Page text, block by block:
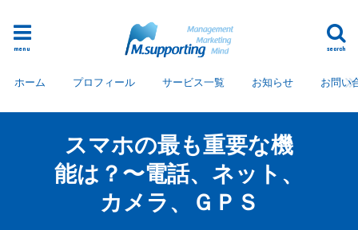
search
menu
ホーム プロフィール サービス一覧 お知らせ お問い
スマホの最も重要な機
能は？〜電話、ネット、
カメラ、ＧＰＳ